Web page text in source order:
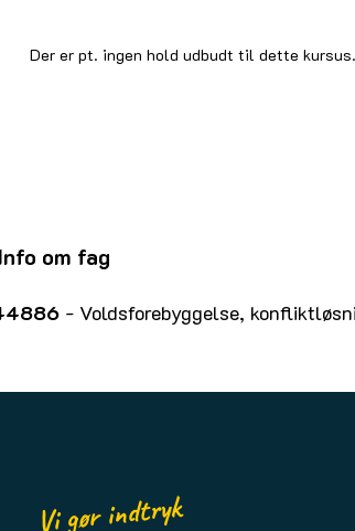
Der er pt. ingen hold udbudt til dette kursus.
Info om fag
- Voldsforebyggelse,
Vi gør indtryk